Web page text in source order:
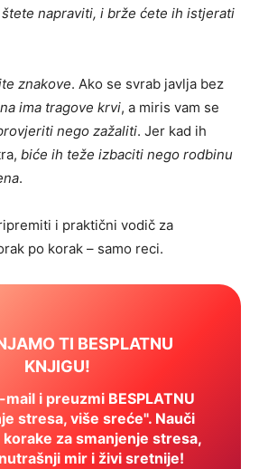
napraviti, i brže ćete ih istjerati
znakove. Ako se svrab javlja bez
ima tragove krvi, a miris vam se
nego zažaliti. Jer kad ih
biće ih teže izbaciti nego rodbinu
.
i praktični vodič za
po korak – samo reci.
TI BESPLATNU
KNJIGU!
i preuzmi BESPLATNU
stresa, više sreće". Nauči
za smanjenje stresa,
mir i živi sretnije!